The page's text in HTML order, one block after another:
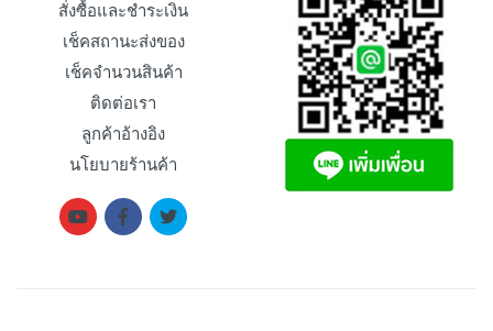
สั่งซื้อและชำระเงิน
เช็คสถานะส่งของ
เช็คจำนวนสินค้า
ติดต่อเรา
ลูกค้าอ้างอิง
นโยบายร้านค้า